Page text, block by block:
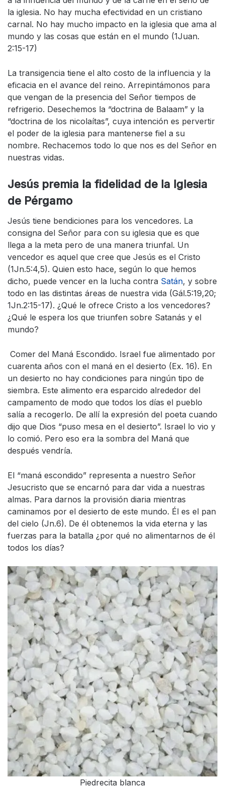
la iglesia. No hay mucha efectividad en un cristiano
carnal. No hay mucho impacto en la iglesia que ama al
mundo y las cosas que están en el mundo (1Juan.
2:15-17)
La transigencia tiene el alto costo de la influencia y la
eficacia en el avance del reino. Arrepintámonos para
que vengan de la presencia del Señor tiempos de
refrigerio. Desechemos la “doctrina de Balaam” y la
“doctrina de los nicolaítas”, cuya intención es pervertir
el poder de la iglesia para mantenerse fiel a su
nombre. Rechacemos todo lo que nos es del Señor en
nuestras vidas.
Jesús premia la fidelidad de la Iglesia
de Pérgamo
Jesús tiene bendiciones para los vencedores. La
consigna del Señor para con su iglesia que es que
llega a la meta pero de una manera triunfal. Un
vencedor es aquel que cree que Jesús es el Cristo
(1Jn.5:4,5). Quien esto hace, según lo que hemos
dicho, puede vencer en la lucha contra Satán, y sobre
todo en las distintas áreas de nuestra vida (Gál.5:19,20;
1Jn.2:15-17). ¿Qué le ofrece Cristo a los vencedores?
¿Qué le espera los que triunfen sobre Satanás y el
mundo?
Comer del Maná Escondido. Israel fue alimentado por
cuarenta años con el maná en el desierto (Ex. 16). En
un desierto no hay condiciones para ningún tipo de
siembra. Este alimento era esparcido alrededor del
campamento de modo que todos los días el pueblo
salía a recogerlo. De allí la expresión del poeta cuando
dijo que Dios “puso mesa en el desierto”. Israel lo vio y
lo comió. Pero eso era la sombra del Maná que
después vendría.
El “maná escondido” representa a nuestro Señor
Jesucristo que se encarnó para dar vida a nuestras
almas. Para darnos la provisión diaria mientras
caminamos por el desierto de este mundo. Él es el pan
del cielo (Jn.6). De él obtenemos la vida eterna y las
fuerzas para la batalla ¿por qué no alimentarnos de él
todos los días?
Piedrecita blanca